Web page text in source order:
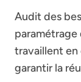
Audit des
travaillent
garantir la